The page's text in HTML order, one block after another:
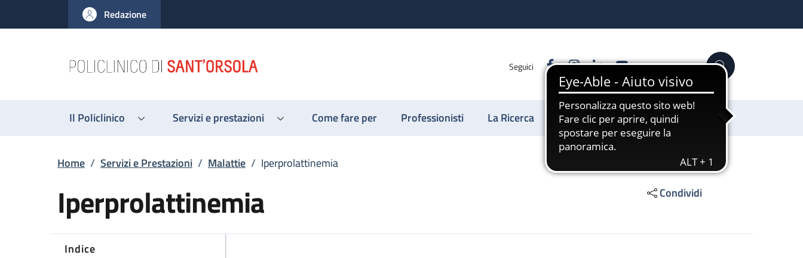
al contenuto principale
to footer content
Redazione
Seguici FacebookInstagram
LinkedinYouTube Cerca
Il Policlinico Servizi e prestazioni Come fare per Professionisti La Ricerca Sostienici
Briciole di pane
Home / Servizi e Prestazioni / Malattie / Iperprolattinemia
Iperprolattinemia Condividi
Indice